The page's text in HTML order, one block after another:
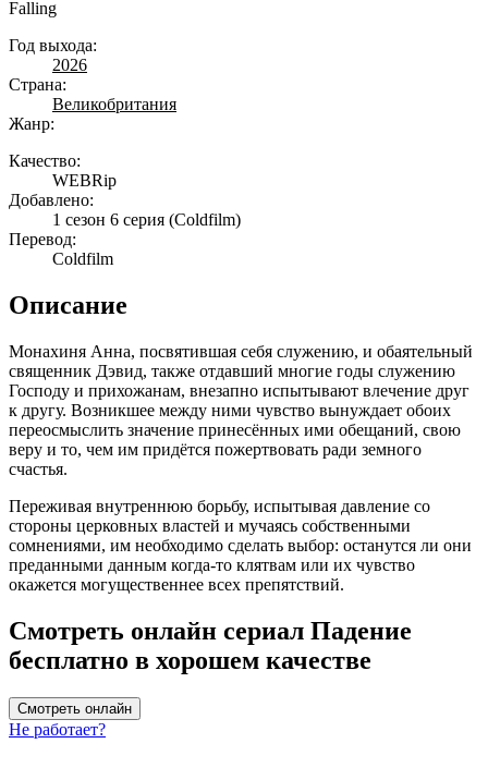
Falling
Год выхода:
2026
Страна:
Великобритания
Жанр:
Качество:
WEBRip
Добавлено:
1 сезон 6 серия (Coldfilm)
Перевод:
Coldfilm
Описание
Монахиня Анна, посвятившая себя служению, и обаятельный
священник Дэвид, также отдавший многие годы служению
Господу и прихожанам, внезапно испытывают влечение друг
к другу. Возникшее между ними чувство вынуждает обоих
переосмыслить значение принесённых ими обещаний, свою
веру и то, чем им придётся пожертвовать ради земного
счастья.
Переживая внутреннюю борьбу, испытывая давление со
стороны церковных властей и мучаясь собственными
сомнениями, им необходимо сделать выбор: останутся ли они
преданными данным когда-то клятвам или их чувство
окажется могущественнее всех препятствий.
Смотреть онлайн сериал Падение
бесплатно в хорошем качестве
Смотреть онлайн
Не работает?